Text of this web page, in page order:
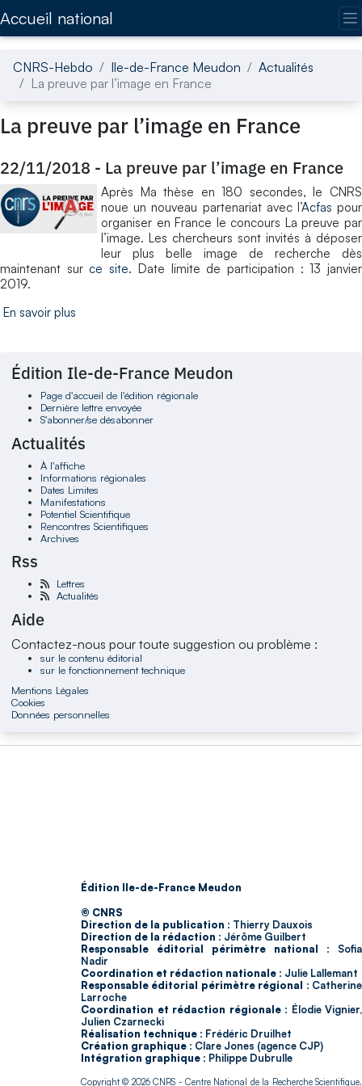
Accueil national
CNRS-Hebdo Ile-de-France Meudon
Actualités
La preuve par l’image en France
La preuve par l’image en France
22/11/2018 - La preuve par l’image en France
Après Ma thèse en 180 secondes, le CNRS
noue un nouveau partenariat avec l’Acfas pour
organiser en France le concours La preuve par
l’image. Les chercheurs sont invités à déposer
leur plus belle image de recherche dès
maintenant sur ce site. Date limite de participation : 13 janvier
2019.
En savoir plus
Édition Ile-de-France Meudon
Page d'accueil de l'édition régionale
Dernière lettre envoyée
S'abonner/se désabonner
Actualités
À l'affiche
Informations régionales
Dates Limites
Manifestations
Potentiel Scientifique
Rencontres Scientifiques
Archives
Rss
Lettres
Actualités
Aide
Contactez-nous pour toute suggestion ou problème :
sur le contenu éditorial
sur le fonctionnement technique
Mentions Légales
Cookies
Données personnelles
Édition Ile-de-France Meudon
© CNRS
Direction de la publication : Thierry Dauxois
Direction de la rédaction : Jérôme Guilbert
Responsable éditorial périmètre national : Sofia
Nadir
Coordination et rédaction nationale : Julie Lallemant
Responsable éditorial périmètre régional : Catherine
Larroche
Coordination et rédaction régionale : Élodie Vignier,
Julien Czarnecki
Réalisation technique : Frédéric Druilhet
Création graphique : Clare Jones (agence CJP)
Intégration graphique : Philippe Dubrulle
Copyright © 2026CNRS - Centre National de la Recherche Scientifique.